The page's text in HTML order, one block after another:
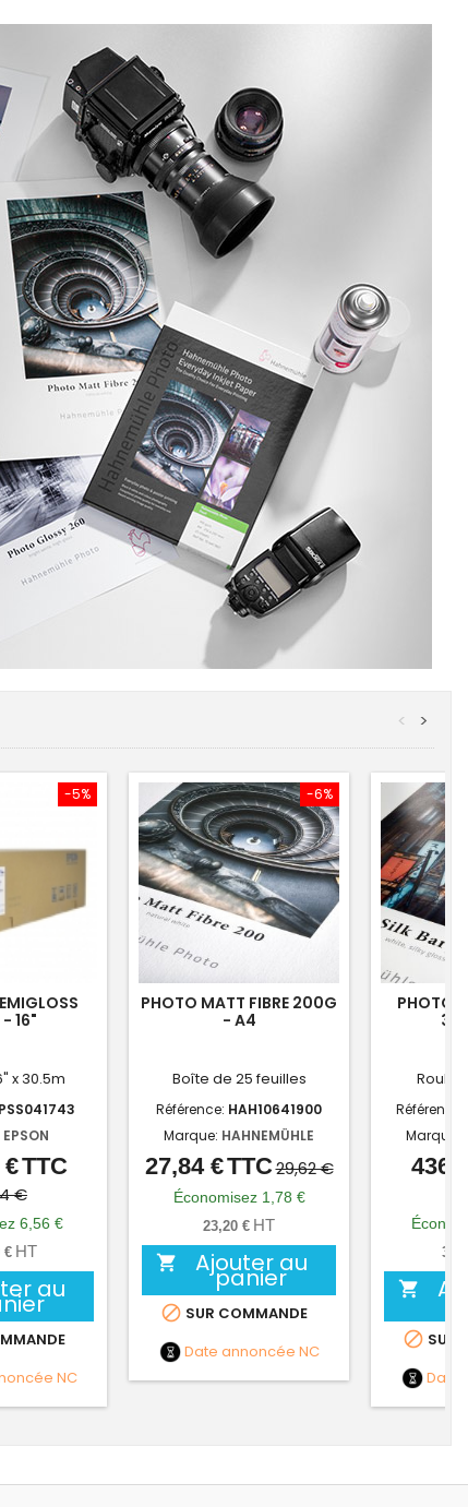
>
<
-5%
16"
x 30.5m
EPSON
€TTC
€
6,56 €
€ HT
au
NC
-6%
PHOTO MATT FIBRE 200G
- A4
Boîte de 25 feuilles
Référence: HAH10641900
Marque: HAHNEMÜHLE
Prix
Prix
de
base
27,84 €TTC29,62 €
Économisez 1,78 €
23,20 € HT
 Ajouter au
panier
 SUR COMMANDE
Date annoncée NC
PHOTO
Référence:
Marque:

 SUR
Date